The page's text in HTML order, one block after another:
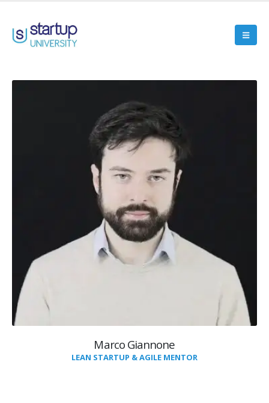
Marco Giannone
LEAN STARTUP & AGILE MENTOR